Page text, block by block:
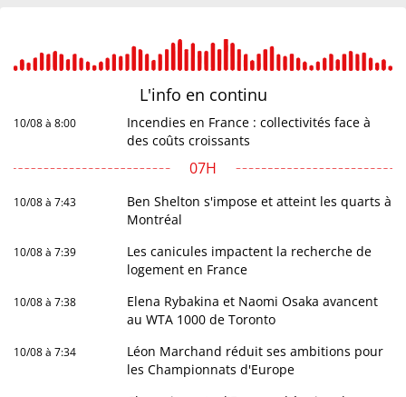
L'info en continu
10/08 à 8:00
Incendies en France : collectivités face à
des coûts croissants
07H
10/08 à 7:43
Ben Shelton s'impose et atteint les quarts à
Montréal
10/08 à 7:39
Les canicules impactent la recherche de
logement en France
10/08 à 7:38
Elena Rybakina et Naomi Osaka avancent
au WTA 1000 de Toronto
10/08 à 7:34
Léon Marchand réduit ses ambitions pour
les Championnats d'Europe